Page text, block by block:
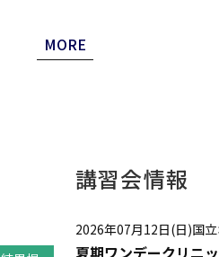
MORE
講習会情報
2026年07月12日(日)国
夏期ワンデークリニ